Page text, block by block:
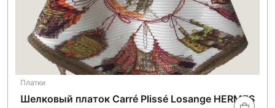
Платки
Шелковый платок Carré Plissé Losange HERMES